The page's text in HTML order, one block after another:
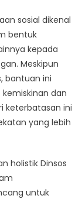
sosial dikenal
bentuk
kepada
Meskipun
bantuan ini
dan
keterbatasan ini
yang lebih
holistik Dinsos
untuk